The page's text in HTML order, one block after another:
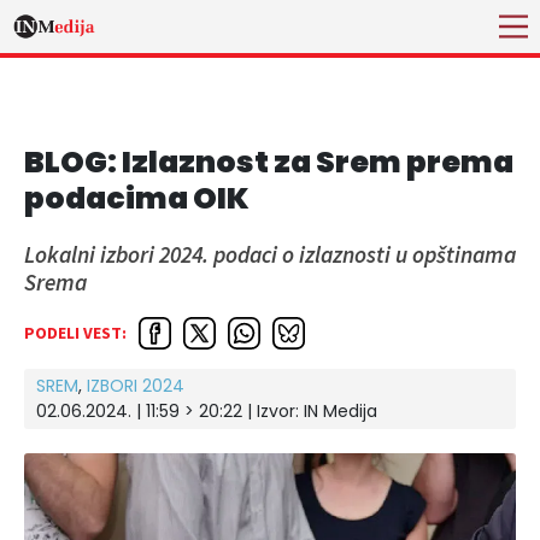
BLOG: Izlaznost za Srem prema
podacima OIK
Lokalni izbori 2024. podaci o izlaznosti u opštinama
Srema
PODELI VEST:
SREM, IZBORI 2024
02.06.2024. | 11:59 > 20:22 | Izvor: IN Medija